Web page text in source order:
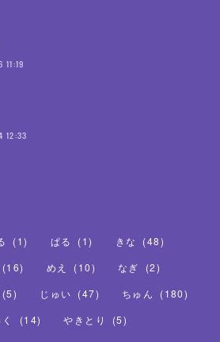
11:19
12:33
(1) ぱる (1) きな (48)
(16) めえ (10) なぎ (2)
(5) じゅい (47) ちゅん (180)
(14) やきとり (5)